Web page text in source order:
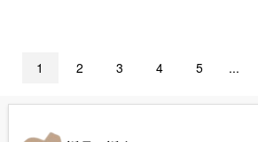
1 2 3 4 5 ...